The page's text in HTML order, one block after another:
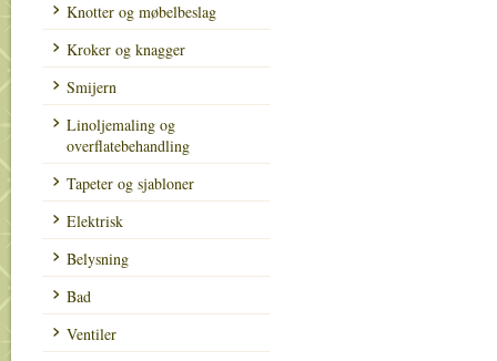
Knotter og møbelbeslag
Kroker og knagger
Smijern
Linoljemaling og
overflatebehandling
Tapeter og sjabloner
Elektrisk
Belysning
Bad
Ventiler